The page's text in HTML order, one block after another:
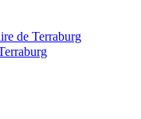
de Terraburg